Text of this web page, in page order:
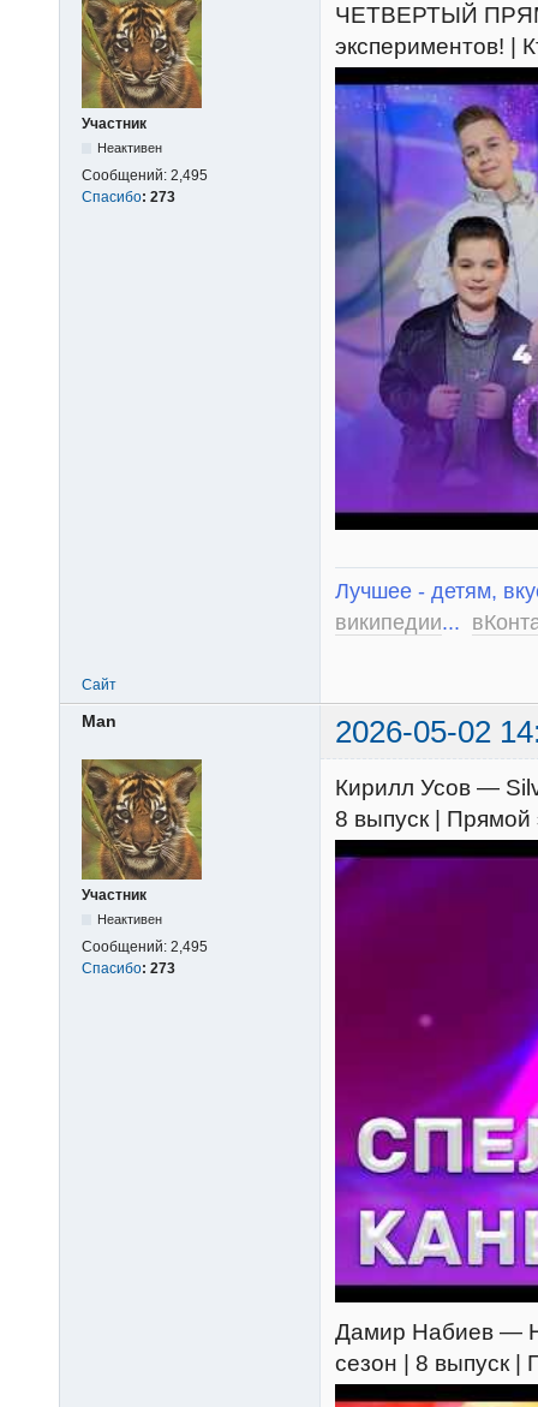
Участник
Неактивен
Сообщений: 2,495
Спасибо: 273
ЧЕТВЕРТЫЙ
экспериментов! |
Лучшее - детям,
википедии...
Сайт
Man 2026-05-02
Участник
Неактивен
Сообщений: 2,495
Спасибо: 273
Кирилл Усов —
8 выпуск |
Дамир Набиев —
сезон | 8 выпуск